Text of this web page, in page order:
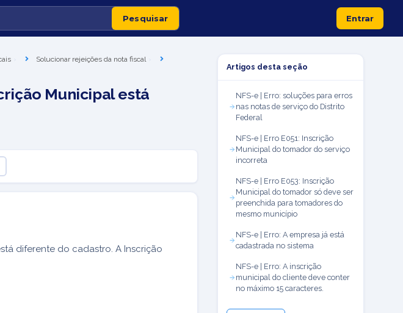
Entrar
Solucionar rejeições da nota fiscal
Municipal está
diferente do cadastro. A Inscrição
Artigos desta seção
NFS-e | Erro: soluções para erros
nas notas de serviço do Distrito
Federal
NFS-e | Erro E051: Inscrição
Municipal do tomador do serviço
incorreta
NFS-e | Erro E053: Inscrição
Municipal do tomador só deve ser
preenchida para tomadores do
mesmo município
NFS-e | Erro: A empresa já está
cadastrada no sistema
NFS-e | Erro: A inscrição
municipal do cliente deve conter
no máximo 15 caracteres.